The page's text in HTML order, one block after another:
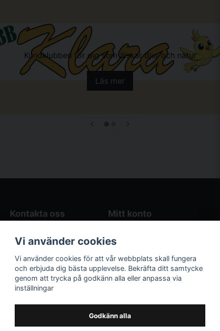
Kundklubben för dig som älskar djur och natur
Läs mer
Kontakta oss
Butikens öppettider
Kontakta oss
Mitt konto
Registrera dig
Följ oss på sociala
medier!
Våra räkneverktyg
Hönsgårdsräknare
Vi använder cookies
Vi använder cookies för att vår webbplats skall fungera
och erbjuda dig bästa upplevelse. Bekräfta ditt samtycke
genom att trycka på godkänn alla eller anpassa via
inställningar
Godkänn alla